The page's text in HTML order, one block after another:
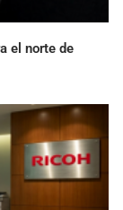
el norte de